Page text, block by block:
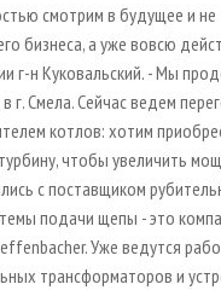
смотрим в будущее и
бизнеса, а уже вовсю
г-н Куковальский. - Мы
г. Смела. Сейчас ведем
котлов: хотим
чтобы увеличить
с поставщиком
подачи щепы - это
Уже ведутся
трансформаторов и